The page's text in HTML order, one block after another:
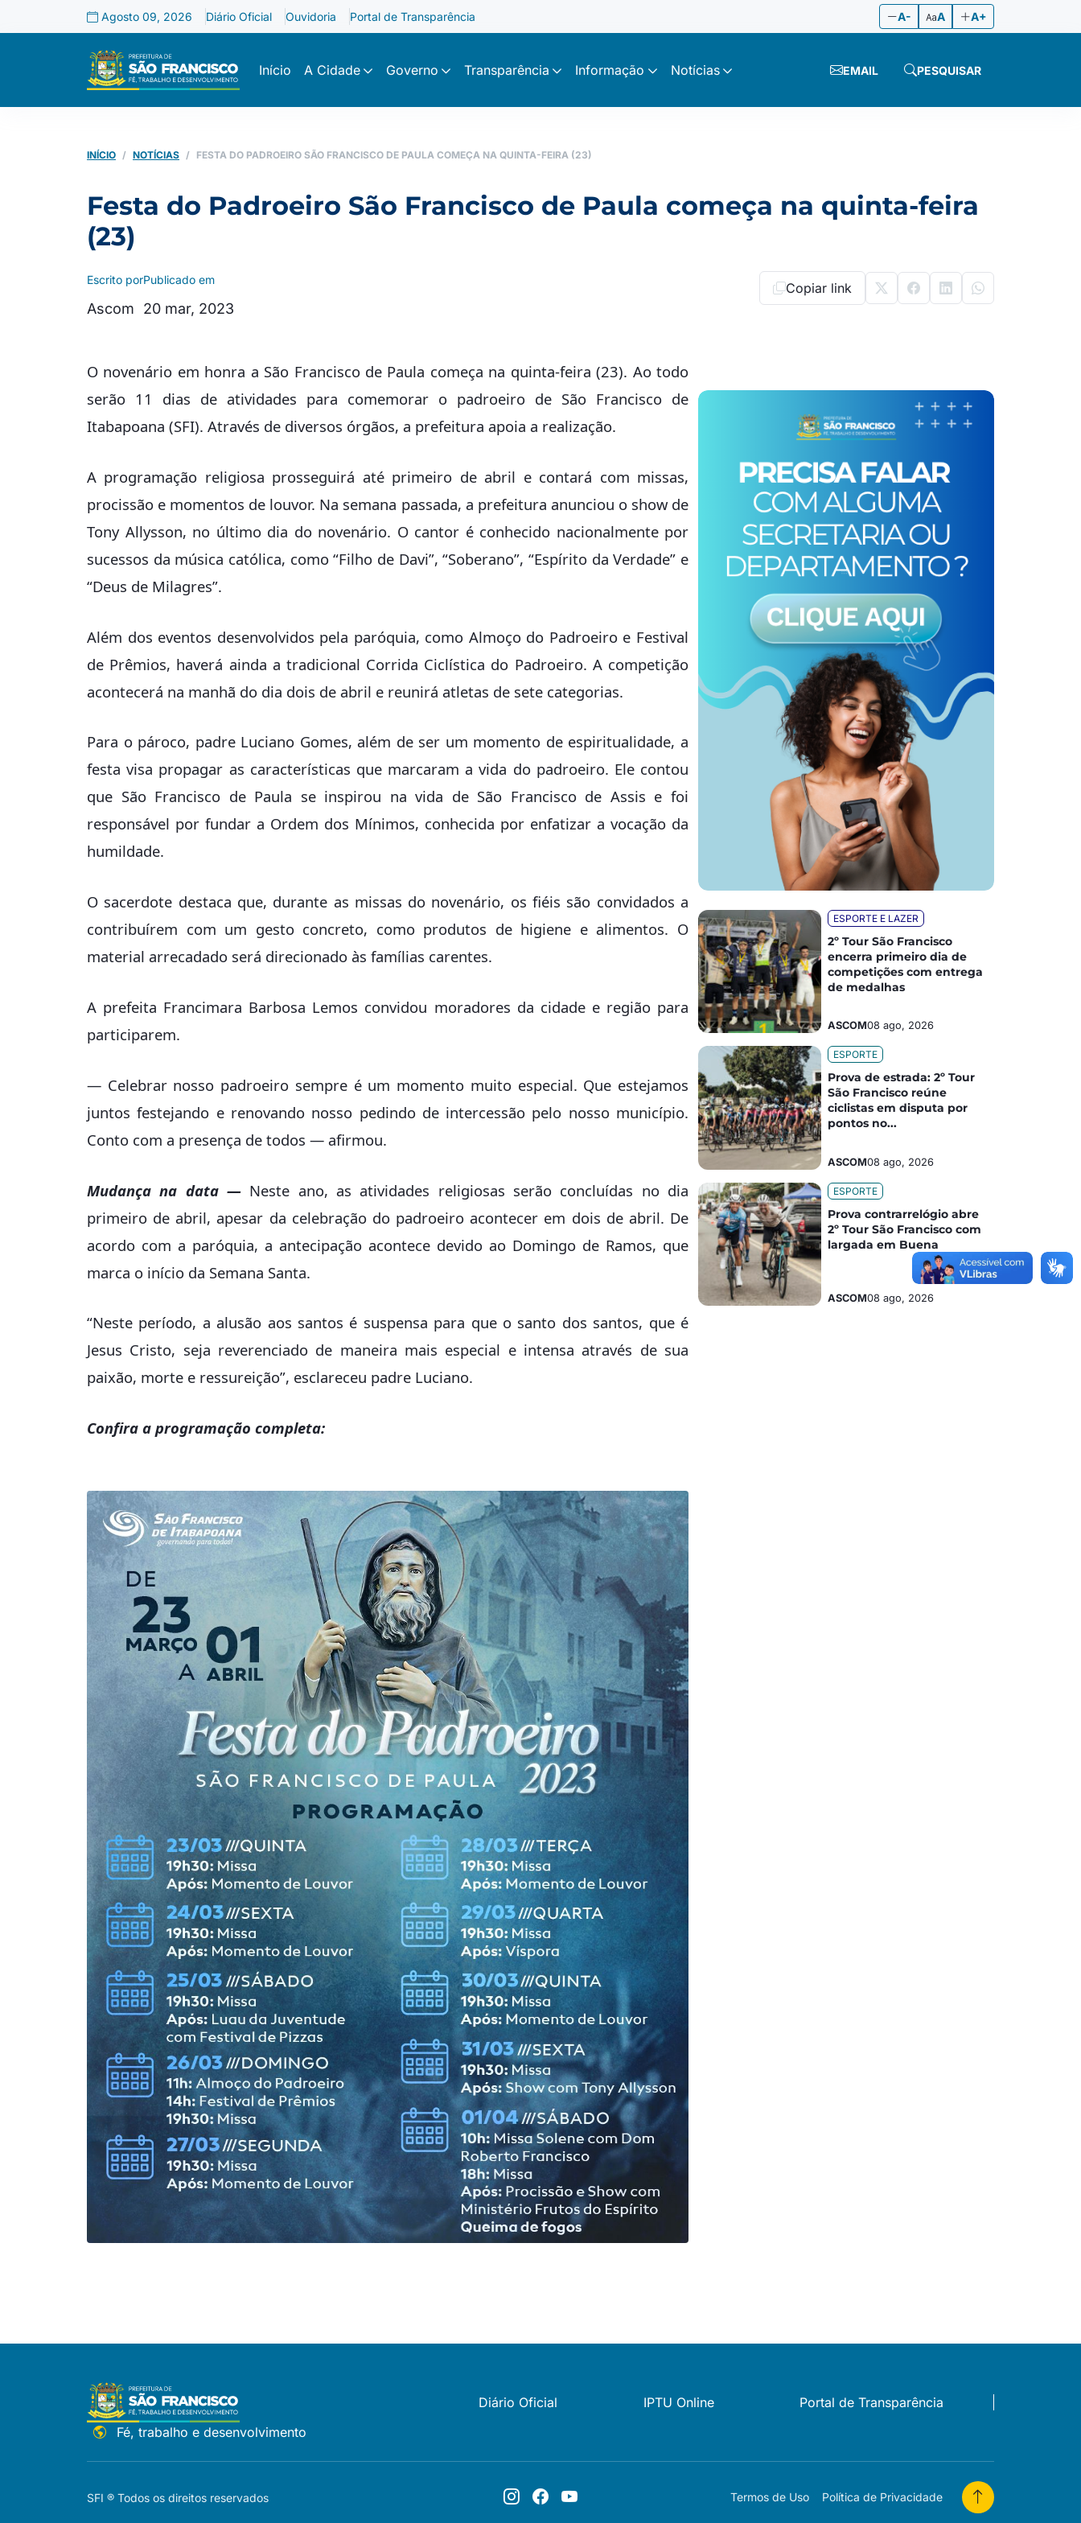
Agosto 09, 2026 Diário Oficial Ouvidoria Portal de Transparência A- A A+
Início A Cidade Governo Transparência Informação Notícias EMAIL PESQUISAR
INÍCIO NOTÍCIAS FESTA DO PADROEIRO SÃO FRANCISCO DE PAULA COMEÇA NA QUINTA-FEIRA (23)
Festa do Padroeiro São Francisco de Paula começa na quinta-feira
(23)
Escrito por
Ascom
Publicado em
20 mar, 2023
Copiar link
O novenário em honra a São Francisco de Paula começa na quinta-feira (23). Ao todo
serão 11 dias de atividades para comemorar o padroeiro de São Francisco de
Itabapoana (SFI). Através de diversos órgãos, a prefeitura apoia a realização.
A programação religiosa prosseguirá até primeiro de abril e contará com missas,
procissão e momentos de louvor. Na semana passada, a prefeitura anunciou o show de
Tony Allysson, no último dia do novenário. O cantor é conhecido nacionalmente por
sucessos da música católica, como “Filho de Davi”, “Soberano”, “Espírito da Verdade” e
“Deus de Milagres”.
Além dos eventos desenvolvidos pela paróquia, como Almoço do Padroeiro e Festival
de Prêmios, haverá ainda a tradicional Corrida Ciclística do Padroeiro. A competição
acontecerá na manhã do dia dois de abril e reunirá atletas de sete categorias.
Para o pároco, padre Luciano Gomes, além de ser um momento de espiritualidade, a
festa visa propagar as características que marcaram a vida do padroeiro. Ele contou
que São Francisco de Paula se inspirou na vida de São Francisco de Assis e foi
responsável por fundar a Ordem dos Mínimos, conhecida por enfatizar a vocação da
humildade.
O sacerdote destaca que, durante as missas do novenário, os fiéis são convidados a
contribuírem com um gesto concreto, como produtos de higiene e alimentos. O
material arrecadado será direcionado às famílias carentes.
A prefeita Francimara Barbosa Lemos convidou moradores da cidade e região para
participarem.
— Celebrar nosso padroeiro sempre é um momento muito especial. Que estejamos
juntos festejando e renovando nosso pedindo de intercessão pelo nosso município.
Conto com a presença de todos — afirmou.
Mudança na data — Neste ano, as atividades religiosas serão concluídas no dia
primeiro de abril, apesar da celebração do padroeiro acontecer em dois de abril. De
acordo com a paróquia, a antecipação acontece devido ao Domingo de Ramos, que
marca o início da Semana Santa.
“Neste período, a alusão aos santos é suspensa para que o santo dos santos, que é
Jesus Cristo, seja reverenciado de maneira mais especial e intensa através de sua
paixão, morte e ressureição”, esclareceu padre Luciano.
Confira a programação completa:
ESPORTE E LAZER
2º Tour São Francisco
encerra primeiro dia de
competições com entrega
de medalhas
ASCOM08 ago, 2026
ESPORTE
Prova de estrada: 2º Tour
São Francisco reúne
ciclistas em disputa por
pontos no...
ASCOM08 ago, 2026
ESPORTE
Prova contrarrelógio abre
2º Tour São Francisco com
largada em Buena
ASCOM08 ago, 2026
Diário Oficial IPTU Online
Portal de Transparência
Fé, trabalho e desenvolvimento
SFI ® Todos os direitos reservados Termos de Uso Política de Privacidade